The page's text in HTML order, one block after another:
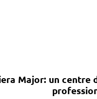
Major: un centre